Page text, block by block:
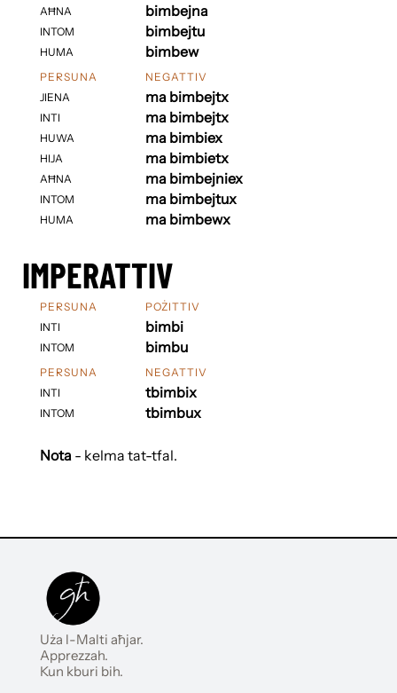
AĦNA
INTOM
HUMA
bimbejna
bimbejtu
bimbew
PERSUNA
JIENA
INTI
HUWA
HIJA
AĦNA
INTOM
HUMA
NEGATTIV
ma bimbejtx
ma bimbejtx
ma bimbiex
ma bimbietx
ma bimbejniex
ma bimbejtux
ma bimbewx
IMPERATTIV
PERSUNA
INTI
INTOM
POŻITTIV
bimbi
bimbu
PERSUNA
INTI
INTOM
NEGATTIV
tbimbix
tbimbux
Nota- kelma tat-tfal.
Uża l-Malti aħjar.
Apprezzah.
Kun kburi bih.